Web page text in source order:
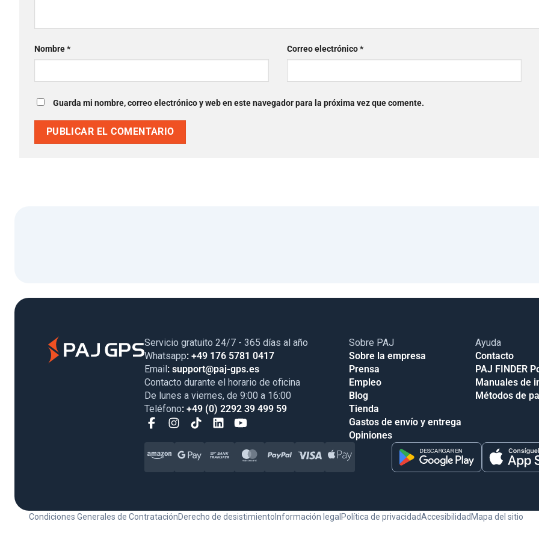
Nombre* Correo electrónico*
Guarda mi nombre, correo electrónico y web en este navegador para la próxima vez que comente.
Servicio gratuito 24/7 - 365 días al año
Whatsapp: +49 176 5781 0417
Email : support@paj-gps.es
Contacto durante el horario de oficina
De lunes a viernes, de 9:00 a 16:00
Teléfono: +49 (0) 2292 39 499 59
Sobre PAJ
Sobre la empresa
Prensa
Empleo
Blog
Tienda
Gastos de envío y entrega
Opiniones
Ayuda
Contacto
PAJ FINDER
Manuales de
Métodos de
Condiciones Generales de ContrataciónDerecho de desistimiento Información legal Política de privacidadAccesibilidad Mapa del sitio